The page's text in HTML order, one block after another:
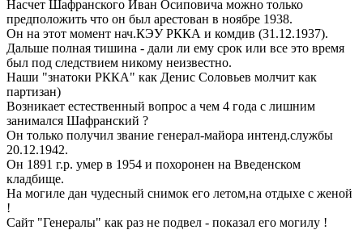
Насчет Шафранского Иван Осиповича можно только
предположить что он был арестован в ноябре 1938.
Он на этот момент нач.КЭУ РККА и комдив (31.12.1937).
Дальше полная тишина - дали ли ему срок или все это время
был под следствием никому неизвестно.
Наши "знатоки РККА" как Денис Соловьев молчит как
партизан)
Возникает естественный вопрос а чем 4 года с лишним
занимался Шафранский ?
Он только получил звание генерал-майора интенд.службы
20.12.1942.
Он 1891 г.р. умер в 1954 и похоронен на Введенском
кладбище.
На могиле дан чудесный снимок его летом,на отдыхе с женой
!
Сайт "Генералы" как раз не подвел - показал его могилу !